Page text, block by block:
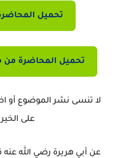
تحميل
تحميل المحاضرة من
لا تنسى نشر الموضوع أو
على
عن أبي هريرة رضي الله